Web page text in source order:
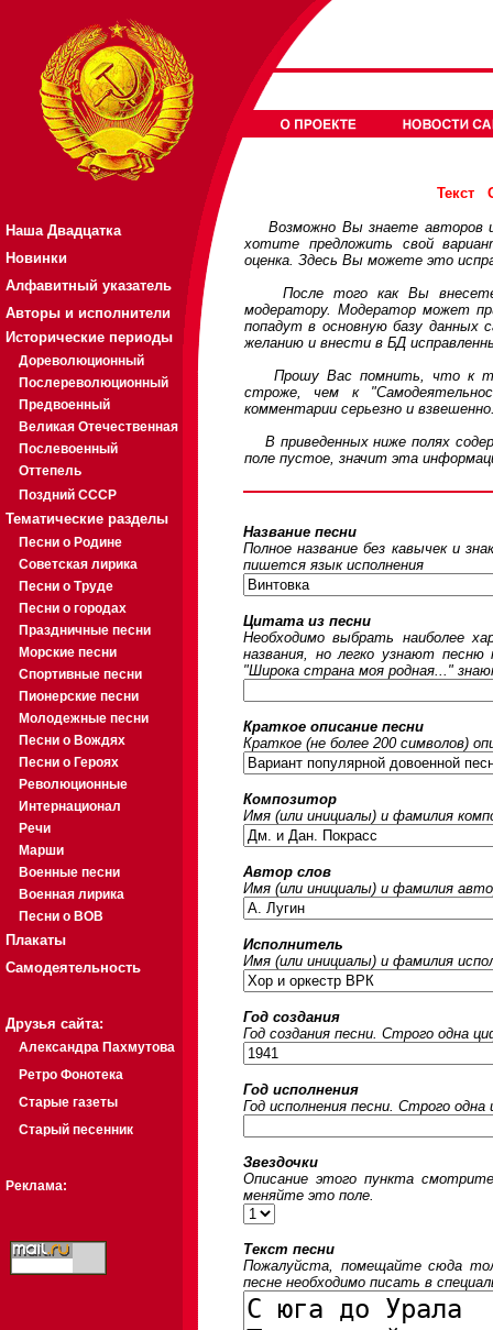
Наша Двадцатка
Новинки
Алфавитный указатель
Авторы и исполнители
Исторические периоды
Дореволюционный
Послереволюционный
Предвоенный
Великая Отечественная
Послевоенный
Оттепель
Поздний СССР
Тематические разделы
Песни о Родине
Советская лирика
Песни о Труде
Песни о городах
Праздничные песни
Морские песни
Спортивные песни
Пионерские песни
Молодежные песни
Песни о Вождях
Песни о Героях
Революционные
Интернационал
Речи
Марши
Военные песни
Военная лирика
Песни о ВОВ
Плакаты
Самодеятельность
Друзья сайта:
Александра Пахмутова
Ретро Фонотека
Старые газеты
Старый песенник
Реклама:
Текст
Возможно Вы знаете авторов
хотите предложить свой
оценка. Здесь Вы можете это
После того как Вы внесете
модератору. Модератор может
попадут в основную базу
желанию и внести в БД
Прошу Вас помнить, что к
строже, чем к
комментарии серьезно и
В приведенных ниже полях
поле пустое, значит эта
Название песни
Полное название без кавычек и
пишется язык исполнения
Цитата из песни
Необходимо выбрать наиболее
названия, но легко узнают
"Широка страна моя родная..."
Краткое описание песни
Краткое (не более 200 символов)
Композитор
Имя (или инициалы) и фамилия
Автор слов
Имя (или инициалы) и фамилия
Исполнитель
Имя (или инициалы) и фамилия
Год создания
Год создания песни. Строго одна
Год исполнения
Год исполнения песни. Строго
Звездочки
Описание этого пункта
меняйте это поле.
Текст песни
Пожалуйста, помещайте сюда
песне необходимо писать в